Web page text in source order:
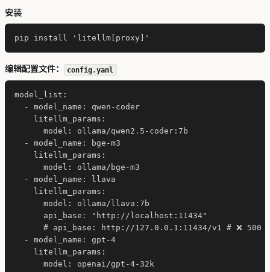
安装
编辑配置文件： config.yaml
model_list:
  - model_name: qwen-coder
    litellm_params:
      model: ollama/qwen2.5-coder:7b
  - model_name: bge-m3
    litellm_params:
      model: ollama/bge-m3
  - model_name: llava
    litellm_params:
      model: ollama/llava:7b
      api_base: "http://localhost:11434"
# api_base: http://127.0.0.1:11434/v1 # ❌ 500
  - model_name: gpt-4
    litellm_params:
      model: openai/gpt-4-32k